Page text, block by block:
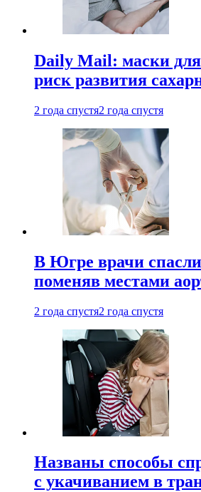
Daily Mail: маски
риск развития
2 года спустя2 года спустя
В Югре врачи
поменяв местами
2 года спустя2 года спустя
Названы способы
с укачиванием в